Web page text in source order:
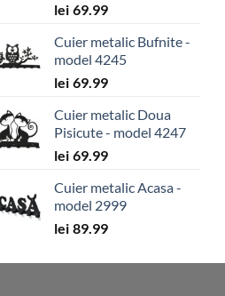
lei 69.99
Cuier metalic Bufnite -
model 4245
lei 69.99
Cuier metalic Doua
Pisicute - model 4247
lei 69.99
Cuier metalic Acasa -
model 2999
lei 89.99